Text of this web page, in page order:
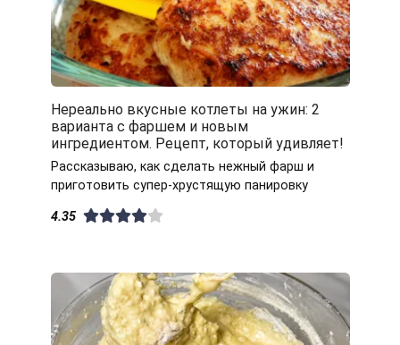
Нереально вкусные котлеты на ужин: 2
варианта с фаршем и новым
ингредиентом. Рецепт, который удивляет!
Рассказываю, как сделать нежный фарш и
приготовить супер-хрустящую панировку
4.35